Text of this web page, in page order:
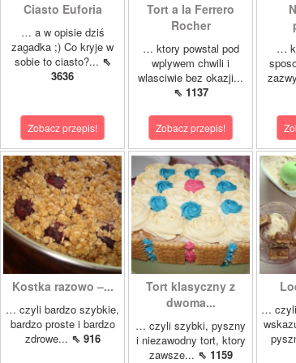
Ciasto Euforia
… a w opisie dziś
zagadka ;) Co kryje w
sobie to ciasto?... ⇖
3636
Zobacz przepis!
Tort a la Ferrero
Rocher
… ktory powstal pod
wplywem chwili i
wlasciwie bez okazji...
⇖ 1137
Zobacz przepis!
…
Kostka razowo –...
… czyli bardzo szybkie,
bardzo proste i bardzo
zdrowe... ⇖ 916
Tort klasyczny z
dwoma...
… czyli szybki, pyszny
i niezawodny tort, ktory
zawsze... ⇖ 1159
…